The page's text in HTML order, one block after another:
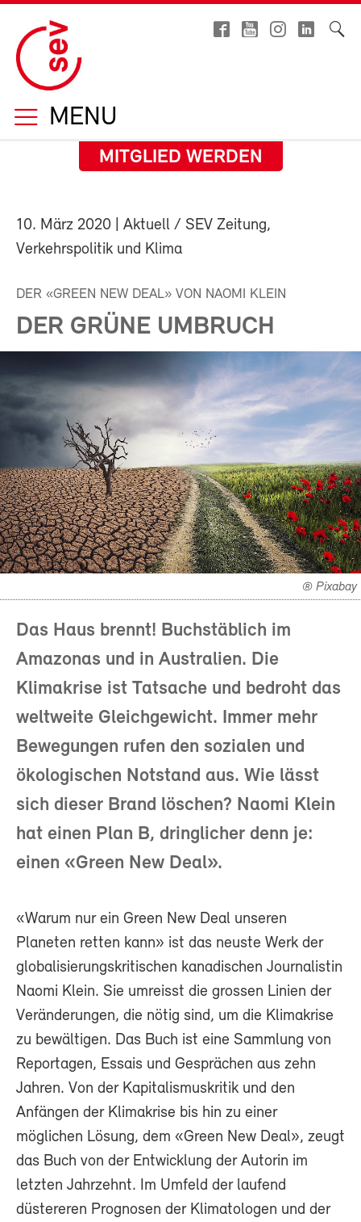
MENU
MITGLIED WERDEN
10. März 2020 | Aktuell / SEV Zeitung,
Verkehrspolitik und Klima
DER «GREEN NEW DEAL» VON NAOMI KLEIN
DER GRÜNE UMBRUCH
® Pixabay
Das Haus brennt! Buchstäblich im
Amazonas und in Australien. Die
Klimakrise ist Tatsache und bedroht das
weltweite Gleichgewicht. Immer mehr
Bewegungen rufen den sozialen und
ökologischen Notstand aus. Wie lässt
sich dieser Brand löschen? Naomi Klein
hat einen Plan B, dringlicher denn je:
einen «Green New Deal».
«Warum nur ein Green New Deal unseren
Planeten retten kann» ist das neuste Werk der
globalisierungskritischen kanadischen Journalistin
Naomi Klein. Sie umreisst die grossen Linien der
Veränderungen, die nötig sind, um die Klimakrise
zu bewältigen. Das Buch ist eine Sammlung von
Reportagen, Essais und Gesprächen aus zehn
Jahren. Von der Kapitalismuskritik und den
Anfängen der Klimakrise bis hin zu einer
möglichen Lösung, dem «Green New Deal», zeugt
das Buch von der Entwicklung der Autorin im
letzten Jahrzehnt. Im Umfeld der laufend
düstereren Prognosen der Klimatologen und der